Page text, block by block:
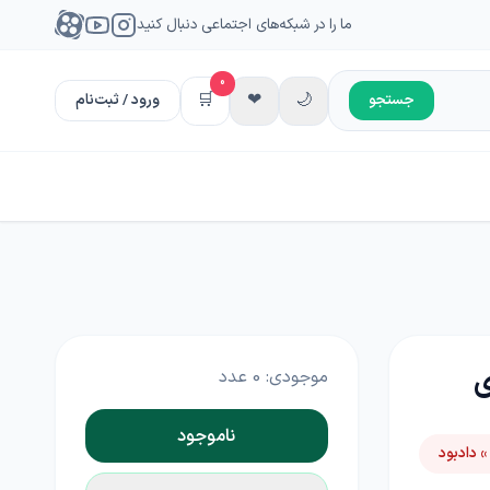
ما را در شبکه‌های اجتماعی دنبال کنید
جستجو 🌙
❤
🛒
0
ورود / ثبت‌نام
دادبود
موجودی: 0 عدد
ناموجود